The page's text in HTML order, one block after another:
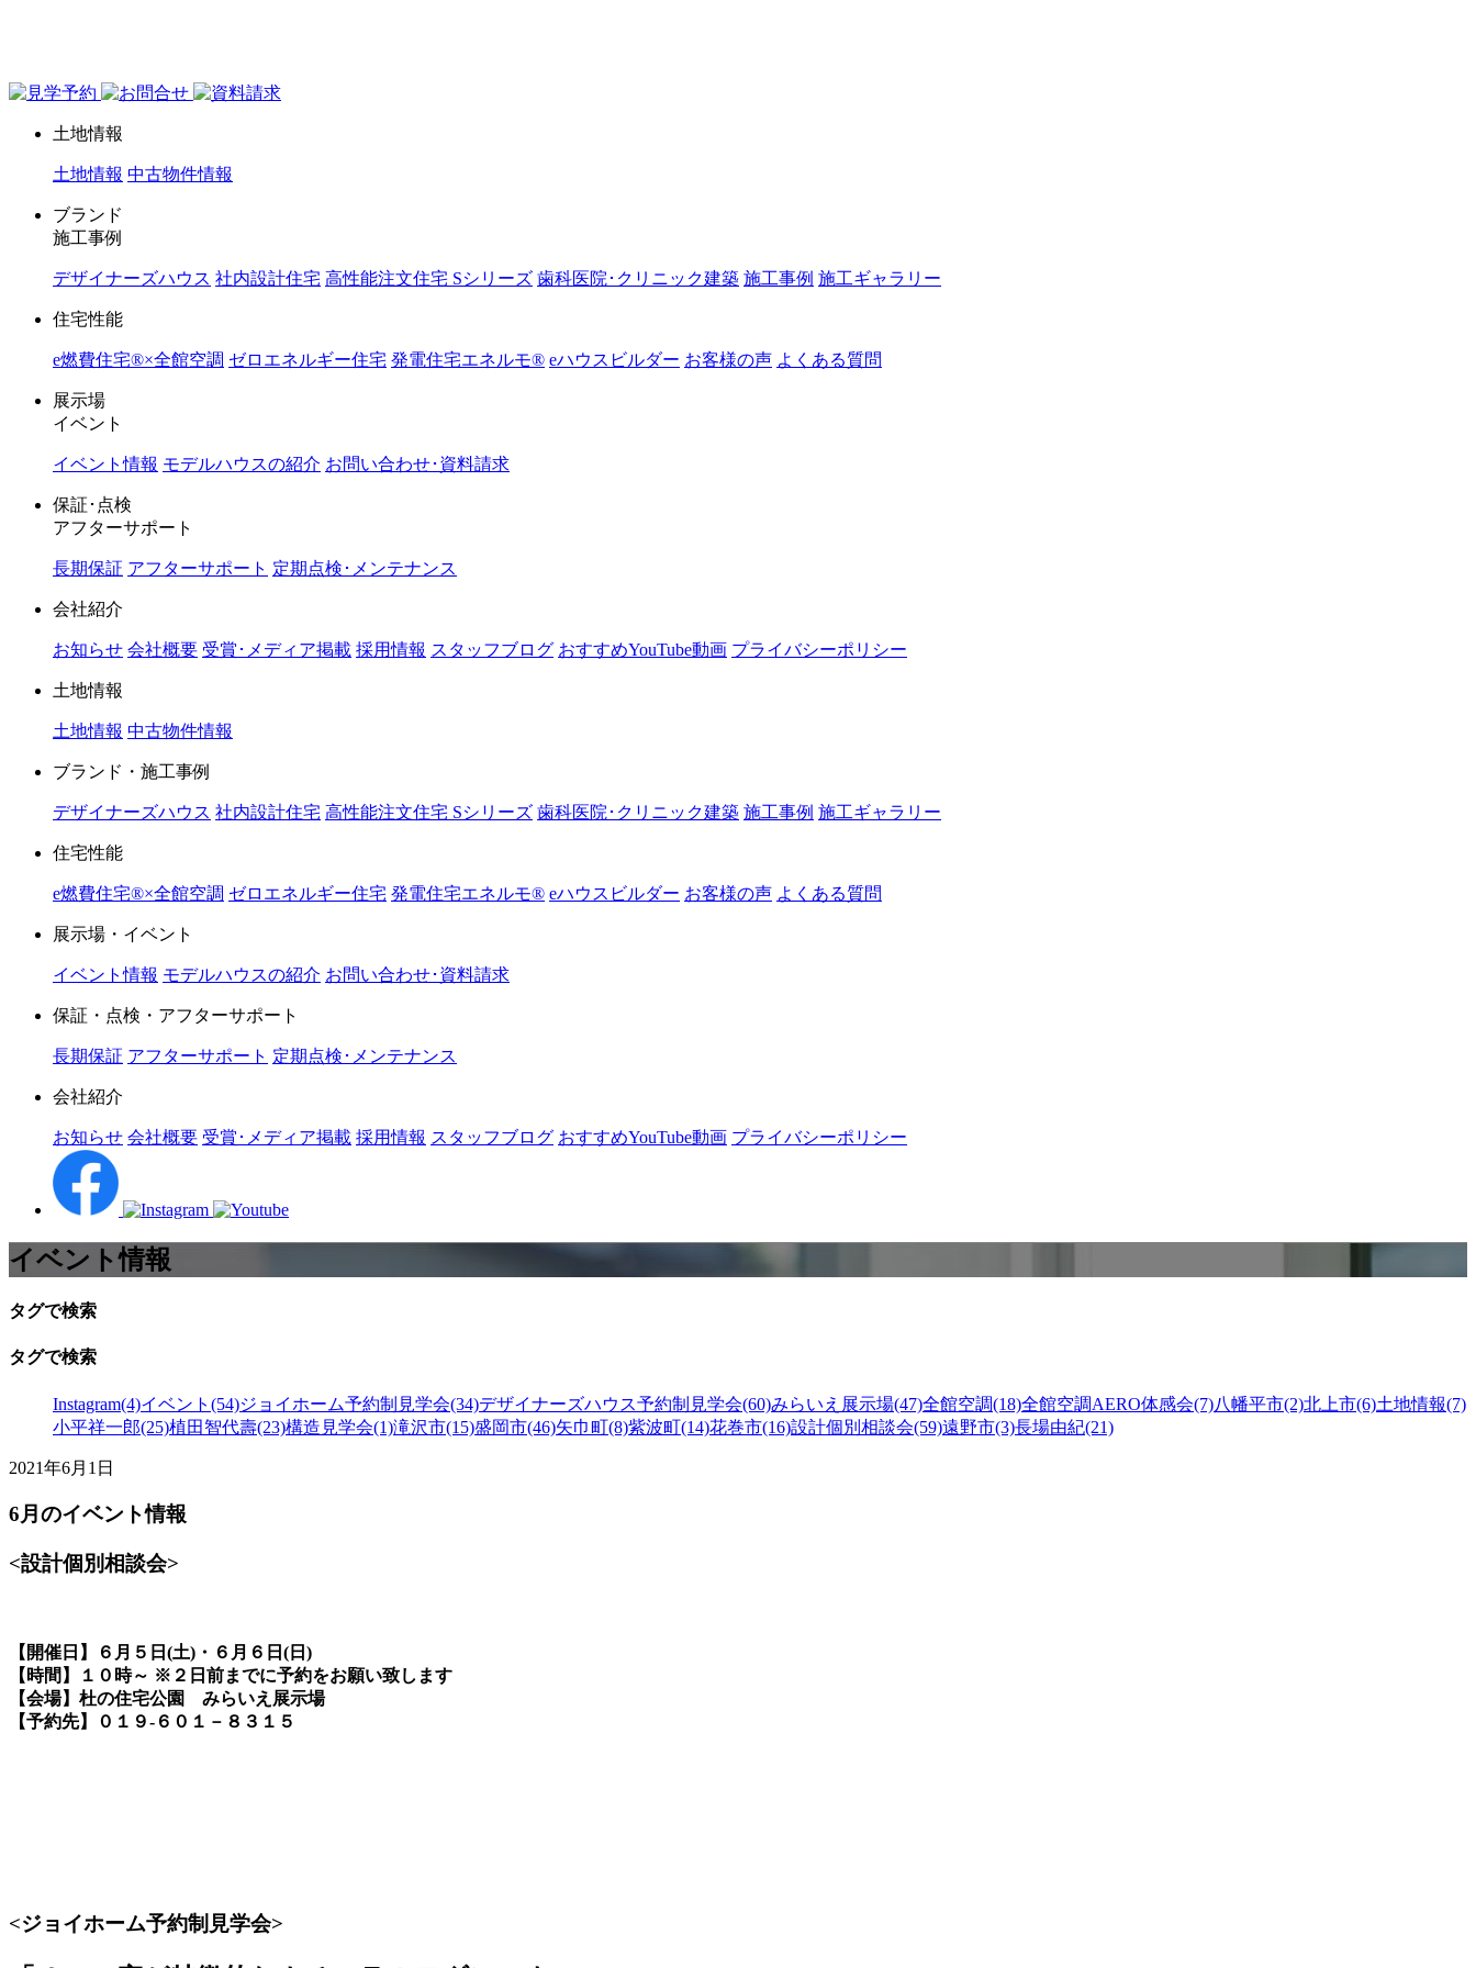
土地情報
土地情報 中古物件情報
ブランド
施工事例
デザイナーズハウス 社内設計住宅 高性能注文住宅 Sシリーズ 歯科医院･クリニック建築 施工事例 施工ギャラリー
住宅性能
e燃費住宅®︎×全館空調 ゼロエネルギー住宅 発電住宅エネルモ®︎ eハウスビルダー お客様の声 よくある質問
展示場
イベント
イベント情報 モデルハウスの紹介 お問い合わせ･資料請求
保証･点検
アフターサポート
長期保証 アフターサポート 定期点検･メンテナンス
会社紹介
お知らせ 会社概要 受賞･メディア掲載 採用情報 スタッフブログ おすすめYouTube動画 プライバシーポリシー
土地情報
土地情報 中古物件情報
ブランド・施工事例
デザイナーズハウス 社内設計住宅 高性能注文住宅 Sシリーズ 歯科医院･クリニック建築 施工事例 施工ギャラリー
住宅性能
e燃費住宅®︎×全館空調 ゼロエネルギー住宅 発電住宅エネルモ®︎ eハウスビルダー お客様の声 よくある質問
展示場・イベント
イベント情報 モデルハウスの紹介 お問い合わせ･資料請求
保証・点検・アフターサポート
長期保証 アフターサポート 定期点検･メンテナンス
会社紹介
お知らせ 会社概要 受賞･メディア掲載 採用情報 スタッフブログ おすすめYouTube動画 プライバシーポリシー
イベント情報
タグで検索
タグで検索
Instagram(4)イベント(54)ジョイホーム予約制見学会(34)デザイナーズハウス予約制見学会(60)みらいえ展示場(47)全館空調(18)全館空調AERO体感会(7)八幡平市(2)北上市(6)土地情報(7)
小平祥一郎(25)植田智代壽(23)構造見学会(1)滝沢市(15)盛岡市(46)矢巾町(8)紫波町(14)花巻市(16)設計個別相談会(59)遠野市(3)長場由紀(21)
2021年6月1日
6月のイベント情報
<設計個別相談会>
【開催日】６月５日(土)・６月６日(日)
【時間】１０時～ ※２日前までに予約をお願い致します
【会場】杜の住宅公園 みらいえ展示場
【予約先】０１９-６０１－８３１５
<ジョイホーム予約制見学会>